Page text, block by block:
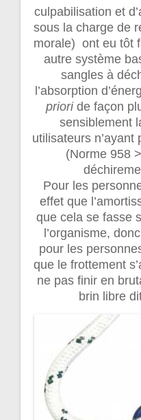
culpabilisation et
sous la charge de
morale) ont eu tôt
autre système
sangles à
l’absorption
priori de façon
sensiblement
utilisateurs
(Norme 958
Pour les
effet que
que cela se fasse
l’organisme,
pour les
que le frottement
ne pas finir en
brin libre